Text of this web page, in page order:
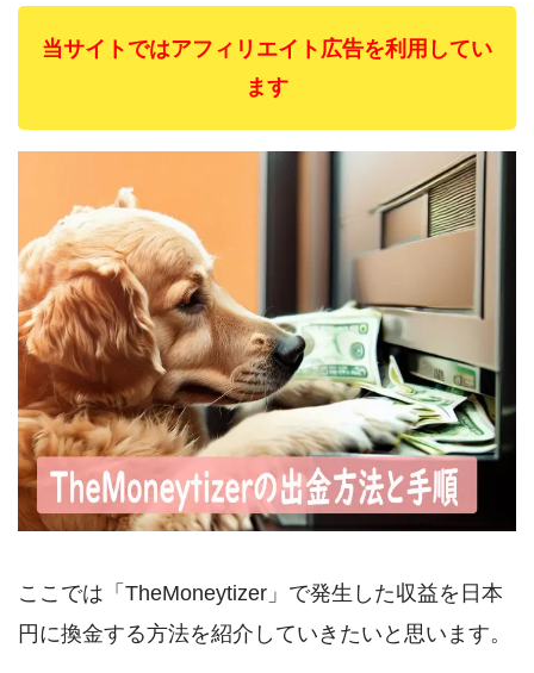
当サイトではアフィリエイト広告を利用してい
ます
ここでは「TheMoneytizer」で発生した収益を日本
円に換金する方法を紹介していきたいと思います。